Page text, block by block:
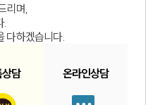
리며,
.
다하겠습니다.
상담 온라인상담